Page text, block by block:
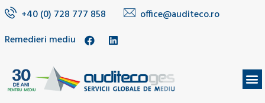
+40 (0) 728 777 858
office@auditeco.ro
Remedieri mediu